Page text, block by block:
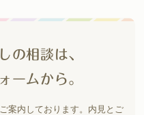
の相談は、
ームから。
案内しております。 内見とご